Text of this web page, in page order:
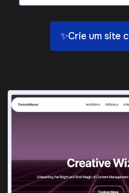
✨Crie um site